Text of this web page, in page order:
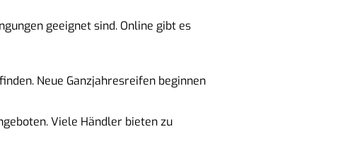
geeignet sind. Online gibt es
Neue Ganzjahresreifen beginnen
Viele Händler bieten zu